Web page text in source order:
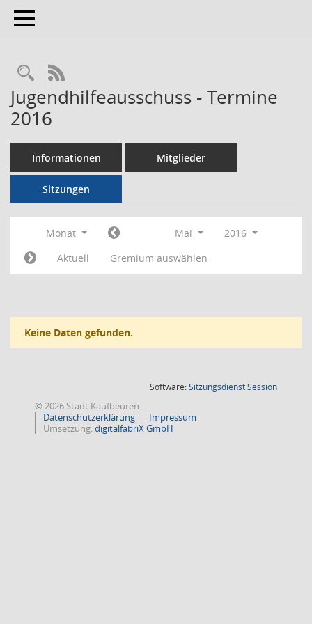
Toggle navigation
RSS-Feed
Jugendhilfeausschuss - Termine
2016
Informationen Mitglieder
Sitzungen
Monat Mai
2016
Aktuell
Gremium auswählen
Keine Daten gefunden.
Software:SitzungsdienstSession(Wird in
© 2026 Stadt Kaufbeuren
Datenschutzerklärung
Impressum
Umsetzung:digitalfabriX GmbH